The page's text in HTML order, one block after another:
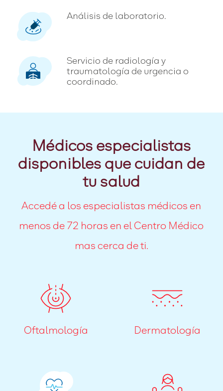
Análisis de laboratorio.
Servicio de radiología y
traumatología de urgencia o
coordinado.
Médicos especialistas
disponibles que cuidan de
tu salud
Accedé a los especialistas médicos en
menos de 72 horas en el Centro Médico
mas cerca de ti.
Oftalmología Dermatología